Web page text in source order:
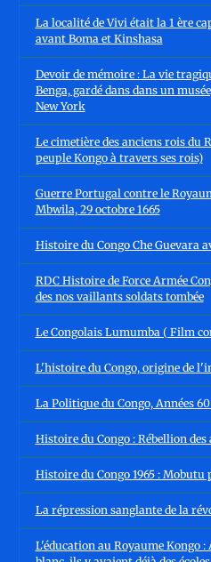
La localité de Vivi était la 1 ère
avant Boma et Kinshasa
Devoir de mémoire : La vie
Benga, gardé dans dans un
New York
Le cimetière des anciens rois du
peuple Kongo à travers ses rois)
Guerre Portugal contre le
Mbwila, 29 octobre 1665
Histoire du Congo Che Guevara
RDC Histoire de Force Armée
des nos vaillants soldats tombée
Le Congolais Lumumba ( Film
L'histoire du Congo, origine de
La Politique du Congo, Années
Histoire du Congo : Rébellion des
Histoire du Congo 1965 :
La répression sanglante de la
L'éducation au Royaume Kongo